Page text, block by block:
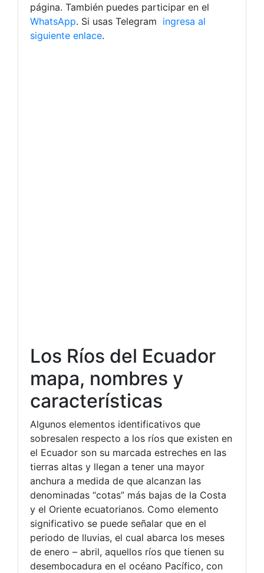
página. También puedes participar en el
WhatsApp. Si usas Telegram ingresa al
siguiente enlace.
Los Ríos del Ecuador
mapa, nombres y
características
Algunos elementos identificativos que
sobresalen respecto a los ríos que existen en
el Ecuador son su marcada estreches en las
tierras altas y llegan a tener una mayor
anchura a medida de que alcanzan las
denominadas “cotas” más bajas de la Costa
y el Oriente ecuatorianos. Como elemento
significativo se puede señalar que en el
periodo de lluvias, el cual abarca los meses
de enero – abril, aquellos ríos que tienen su
desembocadura en el océano Pacífico, con